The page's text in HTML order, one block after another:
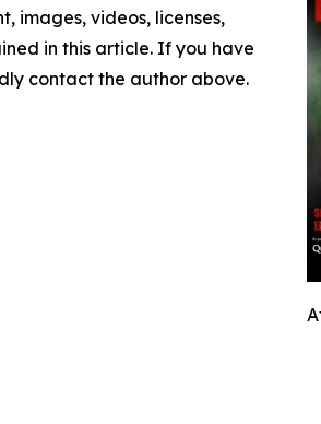
images, videos, licenses,
in this article. If you have
contact the author above.